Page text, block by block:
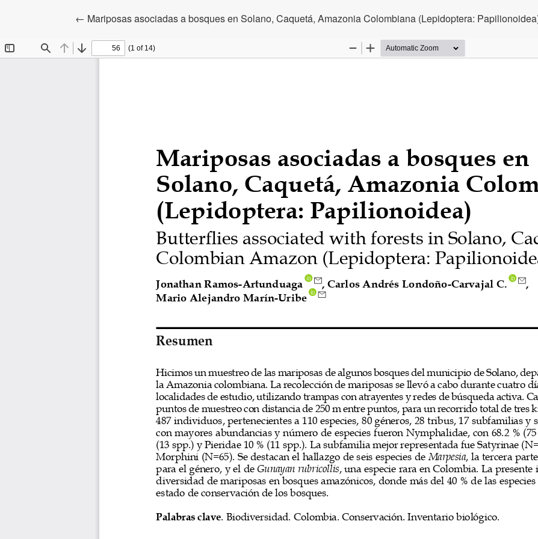
← Volver a los detalles del artículo
Mariposas asociadas a bosques en Solano, Caquetá, Amazonia Colombiana (Lepidoptera: